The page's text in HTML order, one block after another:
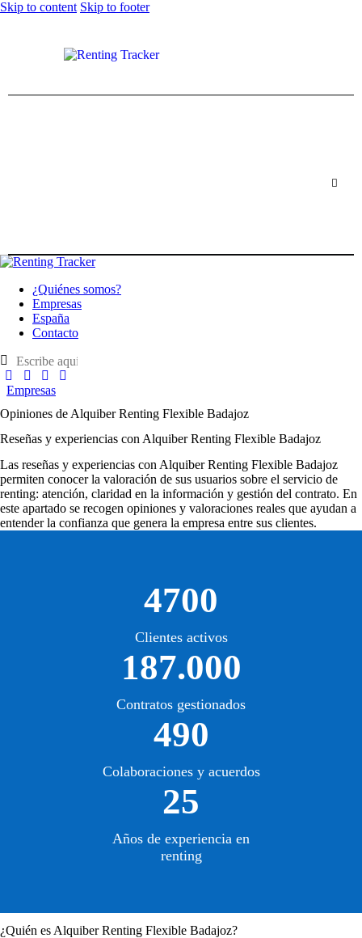
Skip to content Skip to footer
¿Quiénes somos?
Empresas
España
Contacto
Empresas
Opiniones de Alquiber Renting Flexible Badajoz
Reseñas y experiencias con Alquiber Renting Flexible Badajoz
Las reseñas y experiencias con Alquiber Renting Flexible Badajoz
permiten conocer la valoración de sus usuarios sobre el servicio de
renting: atención, claridad en la información y gestión del contrato. En
este apartado se recogen opiniones y valoraciones reales que ayudan a
entender la confianza que genera la empresa entre sus clientes.
4700
Clientes activos
187.000
Contratos gestionados
490
Colaboraciones y acuerdos
25
Años de experiencia en
renting
¿Quién es Alquiber Renting Flexible Badajoz?